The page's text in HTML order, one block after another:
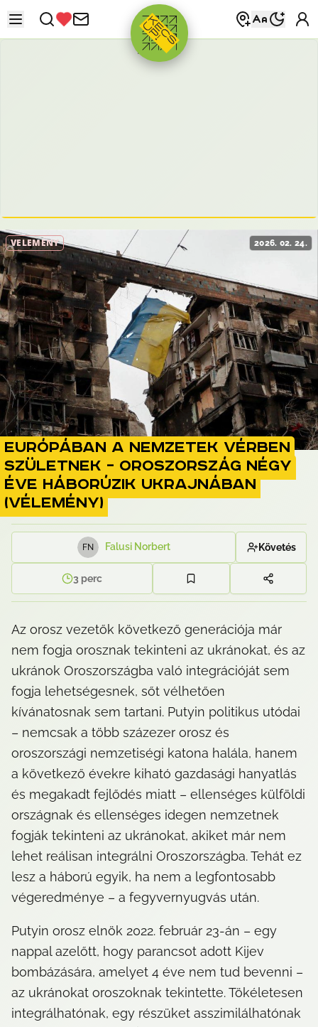
HIRDETÉS
VÉLEMÉNY 2026. 02. 24.
Európában a nemzetek vérben
születnek – Oroszország négy
éve háborúzik Ukrajnában
(vélemény)
FN Falusi Norbert Követés
3 perc
Az orosz vezetők következő generációja már
nem fogja orosznak tekinteni az ukránokat, és az
ukránok Oroszországba való integrációját sem
fogja lehetségesnek, sőt vélhetően
kívánatosnak sem tartani. Putyin politikus utódai
– nemcsak a több százezer orosz és
oroszországi nemzetiségi katona halála, hanem
a következő évekre kiható gazdasági hanyatlás
és megakadt fejlődés miatt – ellenséges külföldi
országnak és ellenséges idegen nemzetnek
fogják tekinteni az ukránokat, akiket már nem
lehet reálisan integrálni Oroszországba. Tehát ez
lesz a háború egyik, ha nem a legfontosabb
végeredménye – a fegyvernyugvás után.
Putyin orosz elnök 2022. február 23-án – egy
nappal azelőtt, hogy parancsot adott Kijev
bombázására, amelyet 4 éve nem tud bevenni –
az ukránokat oroszoknak tekintette. Tökéletesen
integrálhatónak, egy részüket asszimilálhatónak